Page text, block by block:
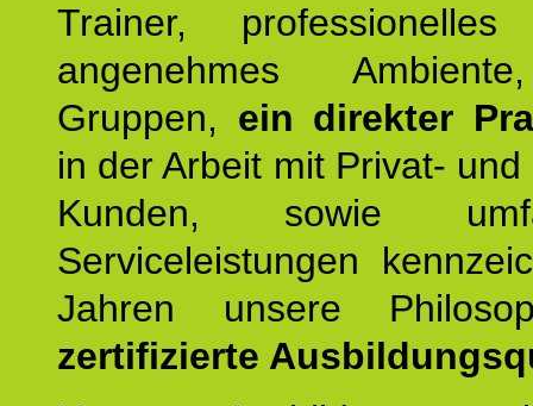
Trainer, professionelles
angenehmes
Gruppen, ein direkter
in der Arbeit mit Privat-
Kunden, sowie
Serviceleistungen
Jahren unsere
zertifizierte